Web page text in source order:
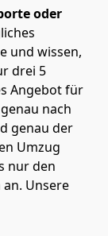
oder
und wissen,
drei 5
Angebot für
nach
genau der
Umzug
nur den
Unsere